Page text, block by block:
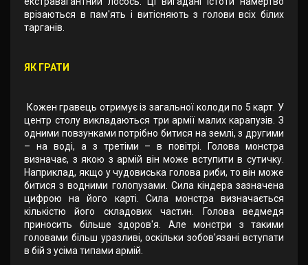
врізаються в пам'ять і витісняють з голови всіх білих
тарганів.
ЯК ГРАТИ
Кожен гравець отримує із загальної колоди по 5 карт. У
центр столу викладаються три армії малих карапузів. З
одними повзунками потрібно битися на землі, з другими
– на воді, а з третіми – в повітрі. Голова монстра
визначає, з якою з армій він може вступити в сутичку.
Наприклад, якщо у чудовиська голова риби, то він може
битися з водними голопузами. Сила кіндера зазначена
цифрою на його карті. Сила монстра визначається
кількістю його складових частин. Голова ведмедя
приносить більше здоров'я. Але монстри з такими
головами більш уразливі, оскільки зобов'язані вступати
в бій з усіма типами армій.